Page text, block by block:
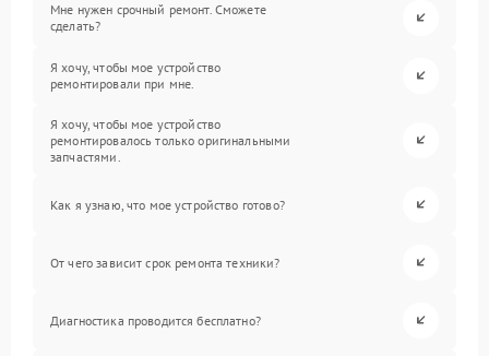
Мне нужен срочный ремонт. Сможете
сделать?
Я хочу, чтобы мое устройство
ремонтировали при мне.
Я хочу, чтобы мое устройство
ремонтировалось только оригинальными
запчастями.
Как я узнаю, что мое устройство готово?
От чего зависит срок ремонта техники?
Диагностика проводится бесплатно?